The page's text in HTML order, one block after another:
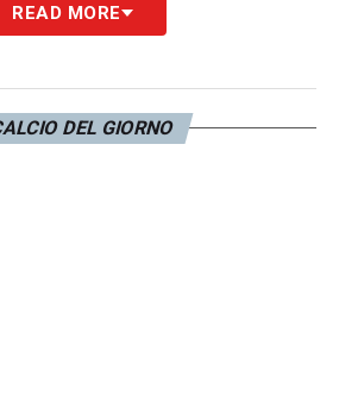
Ci sono pure Milan e
READ MORE
DEL GIORNO